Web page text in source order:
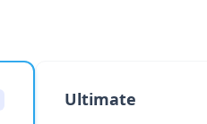
Ultimate